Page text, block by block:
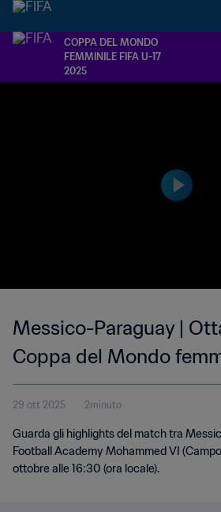
COPPA DEL MONDO
FEMMINILE FIFA U-17
2025
Messico-Paraguay |
Coppa del Mondo
FIFA Marocco 2025 |
29 ott 2025 2minuto
Guarda gli highlights del match tra
Football Academy Mohammed VI
ottobre alle 16:30 (ora locale).